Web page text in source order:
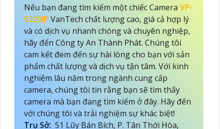
Nếu bạn đang tìm kiếm một chiếc Camera VP-
5220IP VanTech chất lượng cao, giá cả hợp lý
và có dịch vụ nhanh chóng và chuyên nghiệp,
hãy đến Công ty An Thành Phát. Chúng tôi
cam kết đem đến sự hài lòng cho bạn với sản
phẩm chất lượng và dịch vụ tận tâm. Với kinh
nghiệm lâu năm trong ngành cung cấp
camera, chúng tôi tin rằng bạn sẽ tìm thấy
camera mà bạn đang tìm kiếm ở đây. Hãy đến
với chúng tôi và trải nghiệm sự khác biệt!
Trụ Sở: 51 Lũy Bán Bích, P. Tân Thới Hòa,